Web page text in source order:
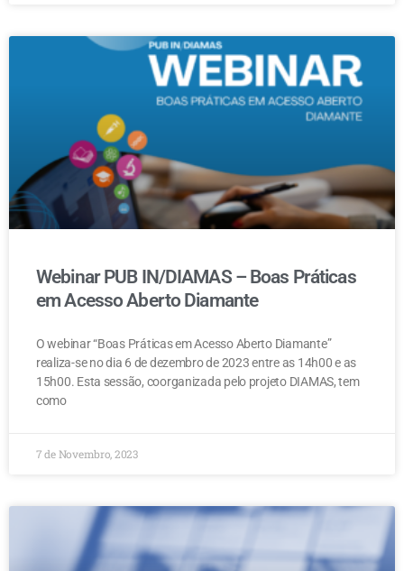
Webinar PUB IN/DIAMAS – Boas Práticas
em Acesso Aberto Diamante
O webinar “Boas Práticas em Acesso Aberto Diamante”
realiza-se no dia 6 de dezembro de 2023 entre as 14h00 e as
15h00. Esta sessão, coorganizada pelo projeto DIAMAS, tem
como
7 de Novembro, 2023